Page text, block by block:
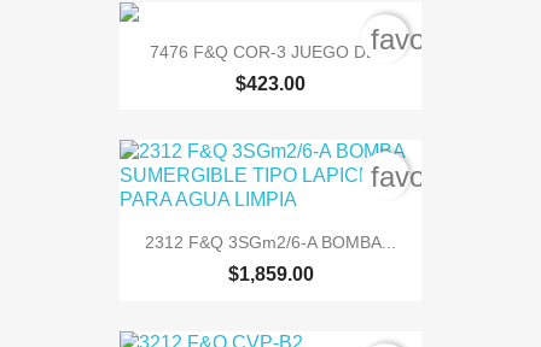
7476 F&Q COR-3 JUEGO DE...
$423.00
2312 F&Q 3SGm2/6-A BOMBA...
$1,859.00